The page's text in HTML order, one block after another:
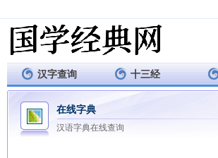
汉字查询 十三经
在线字典
汉语字典在线查询